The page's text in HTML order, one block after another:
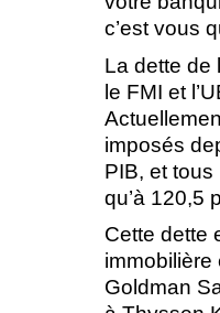
c’est vous
La dette de
le FMI et
imposés
PIB, et
qu’à 120,5
Cette dette
Goldman